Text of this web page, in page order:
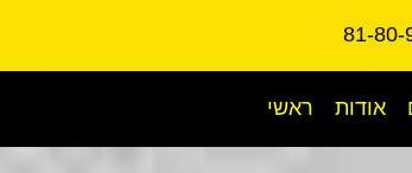
ראשי אודות